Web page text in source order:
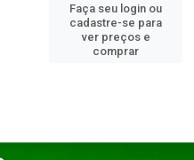
Faça seu login ou
cadastre-se para
ver preços e
comprar